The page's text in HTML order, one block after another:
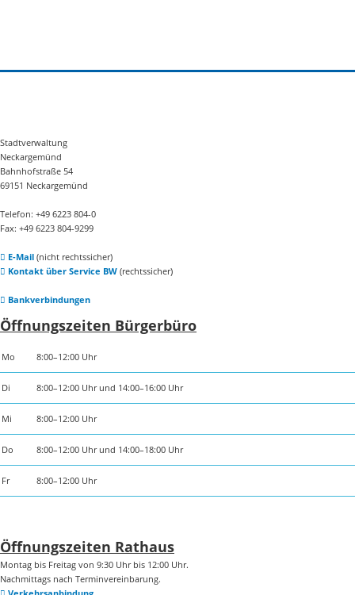
Stadtverwaltung
Neckargemünd
Bahnhofstraße 54
69151 Neckargemünd
Telefon: +49 6223 804-0
Fax: +49 6223 804-9299
E-Mail(nicht rechtssicher)
Kontakt über Service BW(rechtssicher)
Bankverbindungen
Öffnungszeiten Bürgerbüro
Mo 8:00–12:00 Uhr
Di 8:00–12:00 Uhr und 14:00–16:00 Uhr
Mi 8:00–12:00 Uhr
Do 8:00–12:00 Uhr und 14:00–18:00 Uhr
Fr 8:00–12:00 Uhr
Öffnungszeiten Rathaus
Montag bis Freitag von 9:30 Uhr bis 12:00 Uhr.
Nachmittags nach Terminvereinbarung.